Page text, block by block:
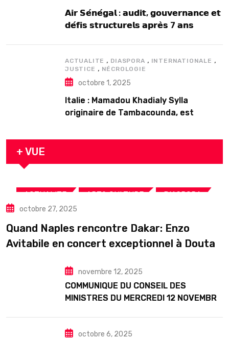
𝗔𝗶𝗿 𝗦𝗲́𝗻𝗲́𝗴𝗮𝗹 : 𝗮𝘂𝗱𝗶𝘁, 𝗴𝗼𝘂𝘃𝗲𝗿𝗻𝗮𝗻𝗰𝗲 𝗲𝘁
𝗱𝗲́𝗳𝗶𝘀 𝘀𝘁𝗿𝘂𝗰𝘁𝘂𝗿𝗲𝗹𝘀 𝗮𝗽𝗿𝗲̀𝘀 7 𝗮𝗻𝘀
ACTUALITE , DIASPORA , INTERNATIONALE ,
JUSTICE , NÉCROLOGIE
octobre 1, 2025
Italie : Mamadou Khadialy Sylla
originaire de Tambacounda, est
+ VUE
ACTUALITE ART& CULTURE DIASPORA
TOURISME
octobre 27, 2025
Quand Naples rencontre Dakar: Enzo
Avitabile en concert exceptionnel à Douta
novembre 12, 2025
COMMUNIQUE DU CONSEIL DES
MINISTRES DU MERCREDI 12 NOVEMBRE
octobre 6, 2025